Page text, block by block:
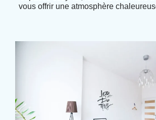
vous offrir une atmosphère